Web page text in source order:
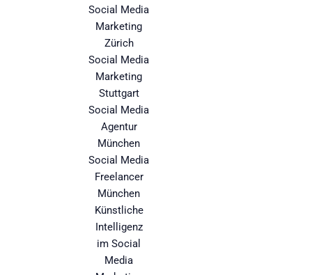
Social Media
Marketing
Zürich
Social Media
Marketing
Stuttgart
Social Media
Agentur
München
Social Media
Freelancer
München
Künstliche
Intelligenz
im Social
Media